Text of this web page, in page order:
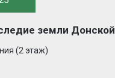
земли Донской
(2 этаж)